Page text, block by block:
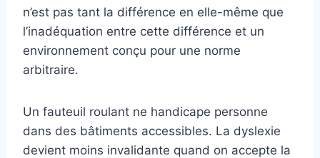
n’est pas tant la différence en elle-même que
l’inadéquation entre cette différence et un
environnement conçu pour une norme
arbitraire.
Un fauteuil roulant ne handicape personne
dans des bâtiments accessibles. La dyslexie
devient moins invalidante quand on accepte la